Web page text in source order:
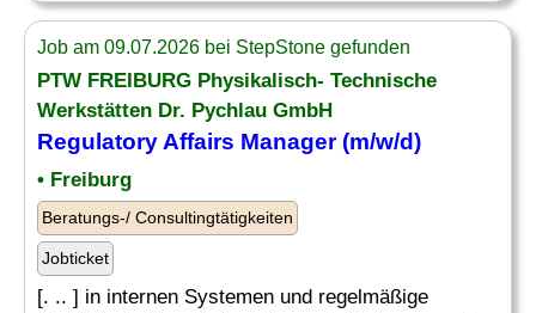
Job am 09.07.2026 bei StepStone gefunden
PTW FREIBURG Physikalisch- Technische
Werkstätten Dr. Pychlau GmbH
Regulatory Affairs Manager (m/w/d)
• Freiburg
Beratungs-/ Consultingtätigkeiten
Jobticket
[. .. ] in internen Systemen und regelmäßige